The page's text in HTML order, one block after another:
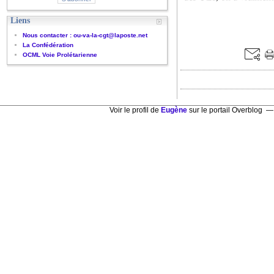
Liens
Nous contacter : ou-va-la-cgt@laposte.net
La Confédération
OCML Voie Prolétarienne
Voir le profil de Eugène sur le portail Overblog